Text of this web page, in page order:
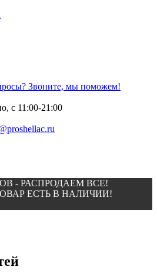
Звоните, мы поможем!
с 11:00-21:00
- РАСПРОДАЕМ ВСЕ!
ЕСТЬ В НАЛИЧИИ!